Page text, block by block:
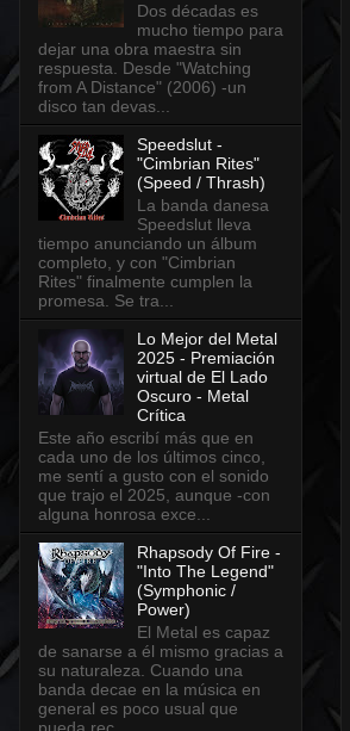
Dos décadas es
mucho tiempo para
dejar una obra maestra sin
respuesta. Desde "Watching
from A Distance" (2006) -un
disco tan devas...
Speedslut -
"Cimbrian Rites"
(Speed / Thrash)
La banda danesa
Speedslut lleva
tiempo anunciando un álbum
completo, y con "Cimbrian
Rites" finalmente cumplen la
promesa. Se tra...
Lo Mejor del Metal
2025 - Premiación
virtual de El Lado
Oscuro - Metal
Crítica
Este año escribí más que en
cada uno de los últimos cinco,
me sentí a gusto con el sonido
que trajo el 2025, aunque -con
alguna honrosa exce...
Rhapsody Of Fire -
"Into The Legend"
(Symphonic /
Power)
El Metal es capaz
de sanarse a él mismo gracias a
su naturaleza. Cuando una
banda decae en la música en
general es poco usual que
pueda rec...